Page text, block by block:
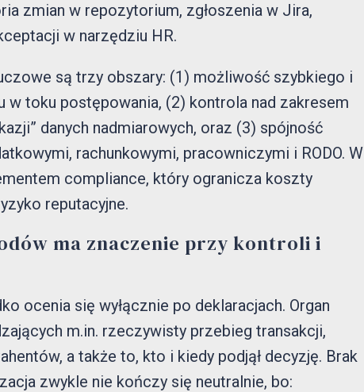
zmian w repozytorium, zgłoszenia w Jira,
w narzędziu HR.
są trzy obszary: (1) możliwość szybkiego i
w toku postępowania, (2) kontrola nad zakresem
danych nadmiarowych, oraz (3) spójność
rachunkowymi, pracowniczymi i RODO. W
compliance, który ogranicza koszty
reputacyjne.
ma znaczenie przy kontroli i
ocenia się wyłącznie po deklaracjach. Organ
m.in. rzeczywisty przebieg transakcji,
a także to, kto i kiedy podjął decyzję. Brak
zwykle nie kończy się neutralnie, bo: